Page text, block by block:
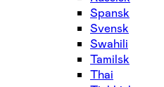
Spansk
Svensk
Swahili
Tamilsk
Thai